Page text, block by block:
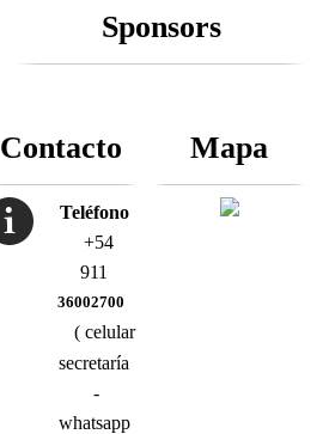
Sponsors
Contacto
Teléfono
+54
911
36002700
( celular
secretaría
-
whatsapp
Mapa